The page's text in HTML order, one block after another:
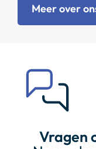
Meer over
Vragen